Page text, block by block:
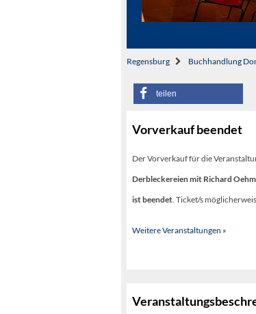
Regensburg Buchhandlung
teilen
Vorverkauf beendet
Der Vorverkauf für die
Derbleckereien mit Richard
ist beendet . Ticket/s
Weitere Veranstaltungen »